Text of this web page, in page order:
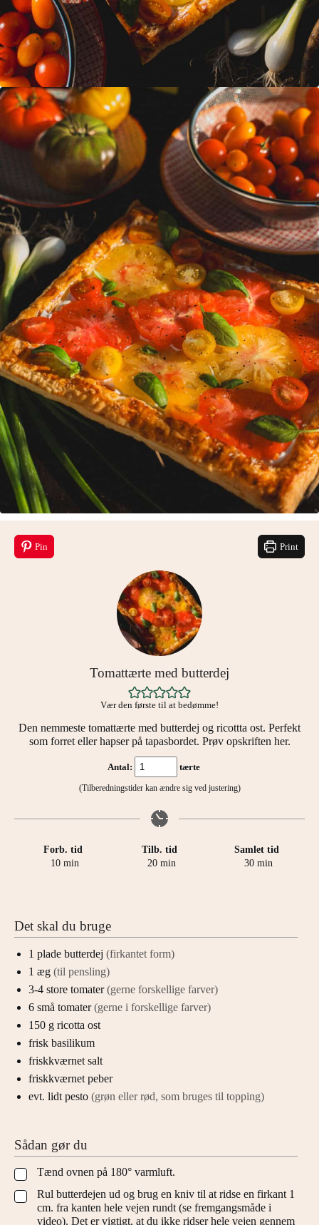
Pin Print
Tomattærte med butterdej
Vær den første til at bedømme!
Den nemmeste tomattærte med butterdej og ricottta ost. Perfekt
som forret eller hapser på tapasbordet. Prøv opskriften her.
Antal: tærte
(Tilberedningstider kan ændre sig ved justering)
Forb. tid
10minutter
min
Tilb. tid
20minutter
min
Samlet tid
30minutter
min
Det skal du bruge
1 plade butterdej (firkantet form)
1 æg (til pensling)
3-4 store tomater (gerne forskellige farver)
6 små tomater (gerne i forskellige farver)
150 g ricotta ost
frisk basilikum
friskkværnet salt
friskkværnet peber
evt. lidt pesto (grøn eller rød, som bruges til topping)
Sådan gør du
▢
Tænd ovnen på 180° varmluft.
▢
Rul butterdejen ud og brug en kniv til at ridse en firkant 1
cm. fra kanten hele vejen rundt (se fremgangsmåde i
video). Det er vigtigt, at du ikke ridser hele vejen gennem